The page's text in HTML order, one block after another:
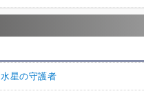
水星の守護者